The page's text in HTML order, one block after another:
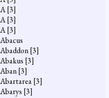
A[3]
A[3]
A[3]
Abacus
Abaddon[3]
Abakus [3]
Aban[3]
Abartarea[3]
Abarys [3]